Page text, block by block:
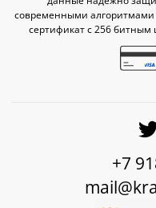
современными алгоритмами
сертификат c 256
+7